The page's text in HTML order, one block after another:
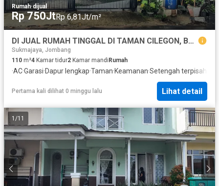
Rumah·dijual
Rp 750JtRp 6,81Jt/m²
DI JUAL RUMAH TINGGAL DI TAMAN CILEGON, BANTEN
Sukmajaya, Jombang
110 m²4 Kamar tidur2 Kamar mandi Rumah
·AC·Garasi·Dapur lengkap·Taman·Keamanan·Setengah terpisah
Pertama kali dilihat 0 minggu lalu Lihat detail
1 /11